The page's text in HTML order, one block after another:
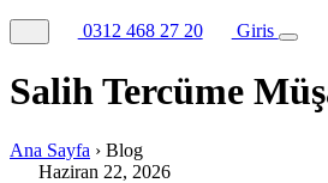
0312 468 27 20 Giris
Salih Tercüme
Ana Sayfa › Blog
Haziran 22, 2026